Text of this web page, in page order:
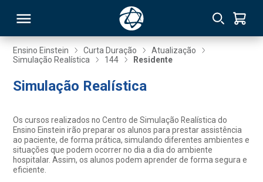
Ensino Einstein Curta Duração
Atualização
Simulação Realística
144 Residente
Simulação Realística
Os cursos realizados no Centro de Simulação Realística do
Ensino Einstein irão preparar os alunos para prestar assistência
ao paciente, de forma prática, simulando diferentes ambientes e
situações que podem ocorrer no dia a dia do ambiente
hospitalar. Assim, os alunos podem aprender de forma segura e
eficiente.